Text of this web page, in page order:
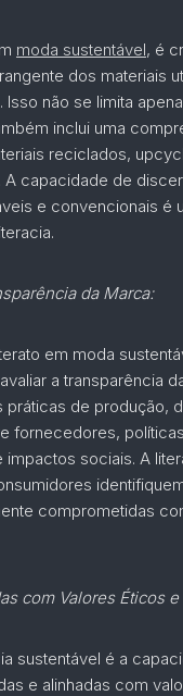
moda sustentável, é
dos materiais
Isso não se limita
inclui uma
reciclados,
A capacidade de
e convencionais é
da Marca:
em moda
a transparência
práticas de produção,
fornecedores,
impactos sociais. A
comprometidas
com Valores Éticos
sustentável é a
e alinhadas com